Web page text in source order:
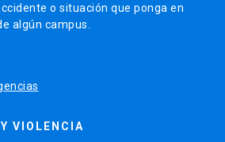
o situación que ponga en
algún campus.
VIOLENCIA